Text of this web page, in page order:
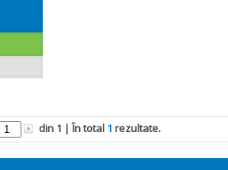
din 1 | În total 1 rezultate.